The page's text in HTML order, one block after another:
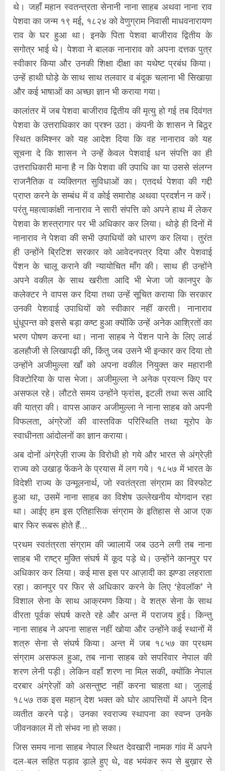
थे। जहाँ महान स्वतन्त्रता सेनानी नाना साहब अथवा नाना राव
पेशवा का जन्म १९ मई, १८२४ को वेणुग्राम निवासी माधवनारायण
राव के घर हुआ था। इनके पिता पेशवा बाजीराव द्वितीय के
सगोत्र भाई थे। पेशवा ने बालक नानाराव को अपना दत्तक पुत्र
स्वीकार किया और उनकी शिक्षा दीक्षा का यथेष्ट प्रबंध किया।
उन्हें हाथी घोड़े के साथ साथ तलवार व बंदूक चलाना भी सिखाय़ा
और कई भाषाओं का अच्छा ज्ञान भी कराया गया।
कालांतर में जब पेशवा बाजीराव द्वितीय की मृत्यु हो गई तब दिवंगत
पेशवा के उत्तराधिकार का प्रश्न उठा। कंपनी के शासन ने बिठूर
स्थित कमिश्नर को यह आदेश दिया कि वह नानाराव को यह
सूचना दे कि शासन ने उन्हें केवल पेशवाई धन संपत्ति का ही
उत्तराधिकारी माना है न कि पेशवा की उपाधि का या उससे संलग्न
राजनैतिक व व्यक्तिगत सुविधाओं का। एतदर्थ पेशवा की गद्दी
प्राप्त करने के सम्बंध में व कोई समारोह अथवा प्रदर्शन न करें।
परंतु महत्वाकांक्षी नानाराव ने सारी संपत्ति को अपने हाथ में लेकर
पेशवा के शस्त्रागार पर भी अधिकार कर लिया। थोड़े ही दिनों में
नानाराव ने पेशवा की सभी उपाधियों को धारण कर लिया। तुरंत
ही उन्होंने ब्रिटिश सरकार को आवेदनपत्र दिया और पेशवाई
पेंशन के चालू कराने की न्यायोचित माँग की। साथ ही उन्होंने
अपने वकील के साथ खरीता आदि भी भेजा जो कानपुर के
कलेक्टर ने वापस कर दिया तथा उन्हें सूचित कराया कि सरकार
उनकी पेशवाई उपाधियों को स्वीकार नहीं करती। नानाराव
धुंधूपन्त को इससे बड़ा कष्ट हुआ क्योंकि उन्हें अनेक आश्रितों का
भरण पोषण करना था। नाना साहब ने पेंशन पाने के लिए लार्ड
डलहौजी से लिखापढ़ी की, किंतु जब उसने भी इन्कार कर दिया तो
उन्होंने अजीमुल्ला खाँ को अपना वकील नियुक्त कर महारानी
विक्टोरिया के पास भेजा। अजीमुल्ला ने अनेक प्रयत्न किए पर
असफल रहे। लौटते समय उन्होंने फ्रांस, इटली तथा रूस आदि
की यात्रा की। वापस आकर अजीमुल्ला ने नाना साहब को अपनी
विफलता, अंग्रेजों की वास्तविक परिस्थिति तथा यूरोप के
स्वाधीनता आंदोलनों का ज्ञान कराया।
अब दोनों अंग्रेज़ी राज्य के विरोधी हो गये और भारत से अंग्रेज़ी
राज्य को उखाड़ फेंकने के प्रयास में लग गये। १८५७ में भारत के
विदेशी राज्य के उन्मूलनार्थ, जो स्वतंत्रता संग्राम का विस्फोट
हुआ था, उसमें नाना साहब का विशेष उल्लेखनीय योगदान रहा
था। आईए हम इस एतिहासिक संग्राम के इतिहास से आज एक
बार फिर रूबरू होते हैं…
प्रथम स्वतंत्रता संग्राम की ज्वालायें जब उठने लगी तब नाना
साहब भी राष्ट्र मुक्ति संघर्ष में कूद पड़े थे। उन्होंने कानपुर पर
अधिकार कर लिया। कई मास इस पर आज़ादी का झण्डा लहराता
रहा। कानपुर पर फिर से अधिकार करने के लिए ‘हेवलॉक’ ने
विशाल सेना के साथ आक्रमण किया। वे शत्रु सेना के साथ
वीरता पूर्वक संघर्ष करते रहे और अन्त में पराजय हुई। किन्तु
नाना साहब ने अपना साहस नहीं खोया और उन्होंने कई स्थानों में
शत्रु सेना से संघर्ष किया। अन्त में जब १८५७ का प्रथम
संग्राम असफल हुआ, तब नाना साहब को सपरिवार नेपाल की
शरण लेनी पड़ी। लेकिन वहाँ शरण ना मिल सकी, क्योंकि नेपाल
दरबार अंग्रेज़ों को असन्तुष्ट नहीं करना चाहता था। जुलाई
१८५७ तक इस महान् देश भक्त को घोर आपत्तियों में अपने दिन
व्यतीत करने पड़े। उनका स्वराज्य स्थापना का स्वप्न उनके
जीवनकाल में तो संभव ना हो सका।
जिस समय नाना साहब नेपाल स्थित देवखारी नामक गांव में अपने
दल-बल सहित पड़ाव ड़ाले हुए थे, वह भयंकर रूप से बुख़ार से